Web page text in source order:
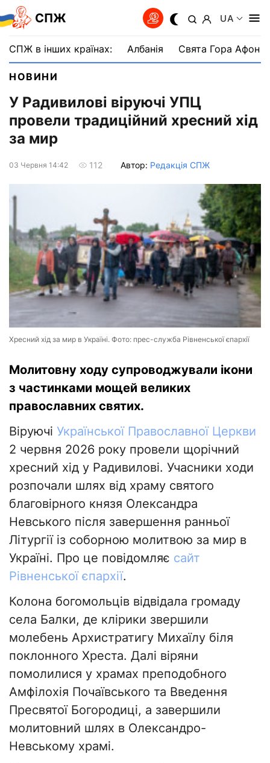
СПЖ UA
СПЖ в інших країнах: Албанія Свята Гора Афон
НОВИНИ
У Радивилові віруючі УПЦ
провели традиційний хресний хід
за мир
03 Червня 14:42 112 Автор: Редакція СПЖ
Хресний хід за мир в Україні. Фото: прес-служба Рівненської єпархії
Молитовну ходу супроводжували ікони
з частинками мощей великих
православних святих.
Віруючі Української Православної Церкви
2 червня 2026 року провели щорічний
хресний хід у Радивилові. Учасники ходи
розпочали шлях від храму святого
благовірного князя Олександра
Невського після завершення ранньої
Літургії із соборною молитвою за мир в
Україні. Про це повідомляє сайт
Рівненської єпархії.
Колона богомольців відвідала громаду
села Балки, де клірики звершили
молебень Архистратигу Михаїлу біля
поклонного Хреста. Далі віряни
помолилися у храмах преподобного
Амфілохія Почаївського та Введення
Пресвятої Богородиці, а завершили
молитовний шлях в Олександро-
Невському храмі.